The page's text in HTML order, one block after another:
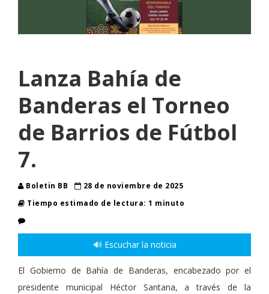
Lanza Bahía de
Banderas el Torneo
de Barrios de Fútbol
7.
Boletin BB
28 de noviembre de 2025
Tiempo estimado de lectura: 1 minuto
🔊 Escuchar la noticia
El Gobierno de Bahía de Banderas, encabezado por el
presidente municipal Héctor Santana, a través de la